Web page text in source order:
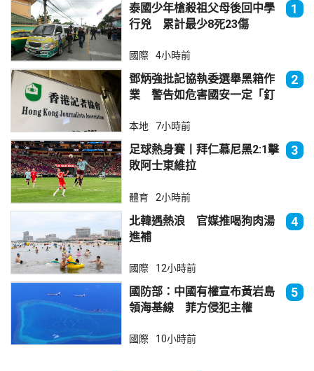
泰國少年槍殺祖父母後回中學
行兇 累計最少8死23傷
1
國際 4小時前
鄧炳強批記協執委選舉黑箱作
業 警告如危害國安一定「釘
2
本地 7小時前
足球熱身賽丨拜仁慕尼黑2:1擊
敗阿士東維拉
3
體育 2小時前
北韓遇熱浪 官媒推喝狗肉湯
進補
4
國際 12小時前
國防部：中國有權宣布黃岩島
領海基線 菲方侵犯主權
5
國際 10小時前